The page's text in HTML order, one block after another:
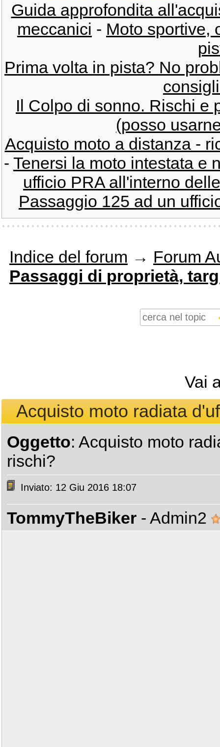
Guida approfondita
meccanici - Moto sportive,
Prima volta in pista? No
Il Colpo di sonno. Rischi e
(posso
Acquisto moto a distanza -
- Tenersi la moto intestata e
ufficio PRA all'interno
Passaggio 125 ad un
Indice del forum → Forum
Passaggi di proprietà,
Vai
Acquisto moto radiata
Oggetto: Acquisto moto
rischi?
Inviato: 12 Giu 2016 18:07
TommyTheBiker - Admin2